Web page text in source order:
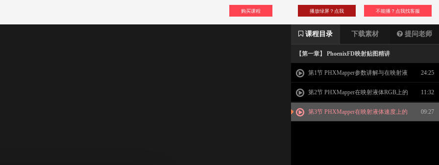
购买课程 不能播？点我找客服
播放绿屏？点我
课程目录 下载素材 提问老师
【第一章】 PhoenixFD映射贴图精讲
第1节 PHXMapper参数讲解与在映射液
体粘度上的应用
24:25
第2节 PHXMapper在映射液体RGB上的
应用
11:32
第3节 PHXMapper在映射液体速度上的 09:27